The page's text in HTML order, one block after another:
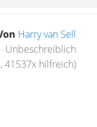
Harry van Sell
Unbeschreiblich
41537x hilfreich)